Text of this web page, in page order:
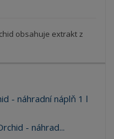
obsahuje extrakt z
- náhrad...